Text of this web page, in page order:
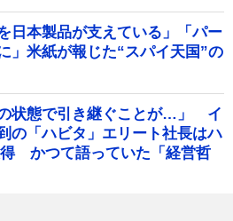
日本製品が支えている」「パー
」米紙が報じた“スパイ天国”の
の状態で引き継ぐことが…」 イ
の「ハビタ」エリート社長はハ
かつて語っていた「経営哲